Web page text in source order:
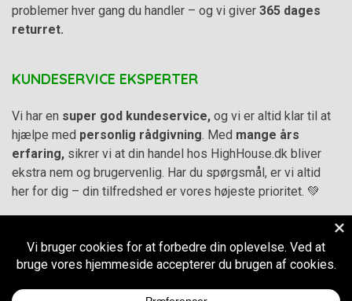
problemer hver gang du handler – og vi giver 365 dages
returret.
KUNDESERVICE EKSPERTER
Vi har en super god kundeservice, og vi er altid klar til at
hjælpe med personlig rådgivning . Med mange års
erfaring, sikrer vi at din handel hos HighHouse.dk bliver
ekstra nem og brugervenlig. Har du spørgsmål, er vi altid
her for dig – din tilfredshed er vores højeste prioritet. 💚
Handelsbetingelser– Cookie- og privatlivspolitik